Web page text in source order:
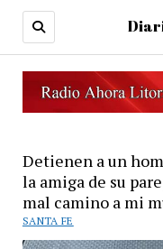
Detienen a un
la amiga de su
mal camino a mi
SANTA FE